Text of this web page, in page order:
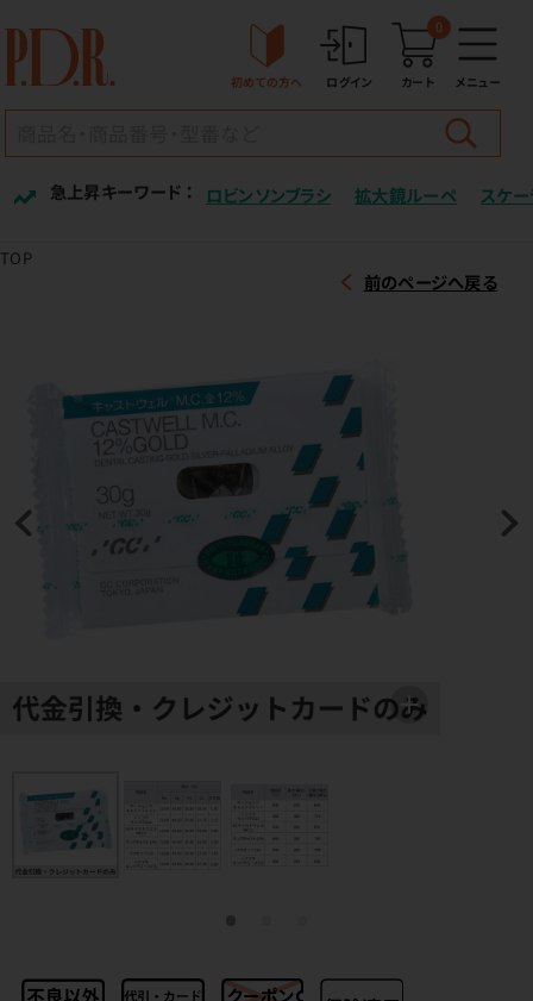
初めての方へ ログイン カート
0
メニュー
急上昇キーワード ： ロビンソンブラシ 拡大鏡ルーペ スケ
TOP
前のページへ戻る